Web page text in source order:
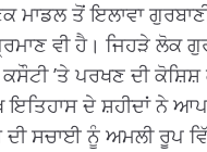
ਮਾਡਲ ਤੋਂ ਇਲਾਵਾ
ਵੀ ਹੈ। ਜਿਹੜੇ ਲੋਕ
’ਤੇ ਪਰਖਣ ਦੀ
ਦੇ ਸ਼ਹੀਦਾਂ ਨੇ
ਸਚਾਈ ਨੂੰ ਅਮਲੀ ਰੂਪ